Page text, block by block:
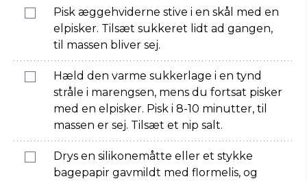
Pisk æggehviderne stive i en skål med en
elpisker. Tilsæt sukkeret lidt ad gangen,
til massen bliver sej.
Hæld den varme sukkerlage i en tynd
stråle i marengsen, mens du fortsat pisker
med en elpisker. Pisk i 8-10 minutter, til
massen er sej. Tilsæt et nip salt.
Drys en silikonemåtte eller et stykke
bagepapir gavmildt med flormelis, og